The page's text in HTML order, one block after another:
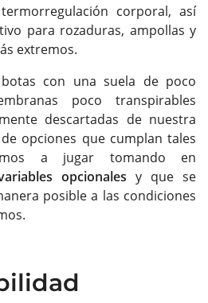
corporal, así
para rozaduras, ampollas y
extremos.
con una suela de poco
poco transpirables
descartadas de nuestra
opciones que cumplan tales
a jugar tomando en
opcionales y que se
posible a las condiciones